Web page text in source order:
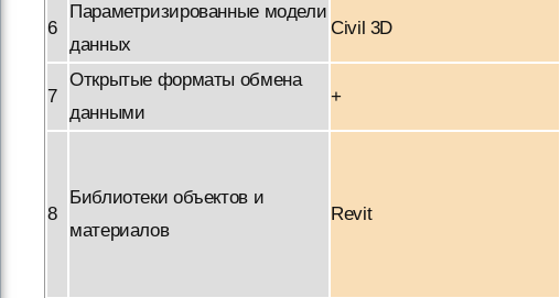
6
Параметризированные модели
данных
Civil 3D
7
Открытые форматы обмена
данными
+
8
Библиотеки объектов и
материалов
Revit